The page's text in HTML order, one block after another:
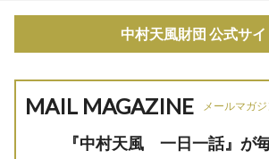
中村天風財団 公式サイ
MAIL MAGAZINE メールマガジ
『中村天風 一日一話』が